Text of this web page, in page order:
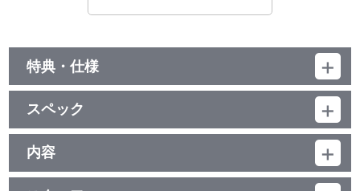
特典・仕様
他、仕様
ｼﾞｬｹｯﾄｲﾗｽﾄは、ｷｬﾗｸﾀｰﾃﾞｻﾞｲﾝの関修一が担当！
スペック
品番：BCBA-0195
ジャンル：TVアニメ
ﾄﾞﾙﾋﾞｰﾃﾞｼﾞﾀﾙ(ﾓﾉﾗﾙ)／片面1層／ｽﾀﾝﾀﾞｰﾄﾞ／日本語字幕付（ON・
OFF可能）／カラー／確103分／12巻
内容
制作年度：1980年